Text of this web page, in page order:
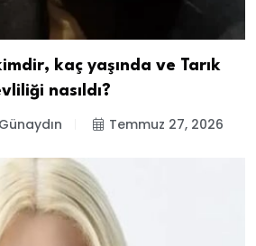
kaç yaşında ve Tarık
nasıldı?
Temmuz 27, 2026